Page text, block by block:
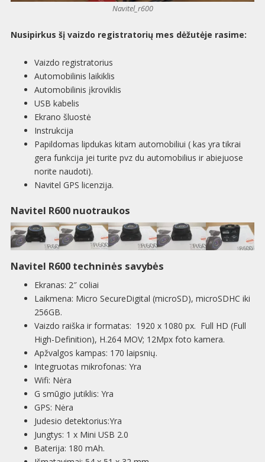
Navitel_r600
Nusipirkus šį vaizdo registratorių mes dėžutėje rasime:
Vaizdo registratorius
Automobilinis laikiklis
Automobilinis įkroviklis
USB kabelis
Ekrano šluostė
Instrukcija
Papildomas lipdukas kitam automobiliui ( kas yra tikrai
gera funkcija jei turite pvz du automobilius ir abiejuose
norite naudoti).
Navitel GPS licenzija.
Navitel R600 nuotraukos
Navitel R600 techninės savybės
Ekranas: 2″ coliai
Laikmena: Micro SecureDigital (microSD), microSDHC iki
256GB.
Vaizdo raiška ir formatas: 1920 x 1080 px. Full HD (Full
High-Definition), H.264 MOV; 12Mpx foto kamera.
Apžvalgos kampas: 170 laipsnių.
Integruotas mikrofonas: Yra
Wifi: Nėra
G smūgio jutiklis: Yra
GPS: Nėra
Judesio detektorius:Yra
Jungtys: 1 x Mini USB 2.0
Baterija: 180 mAh.